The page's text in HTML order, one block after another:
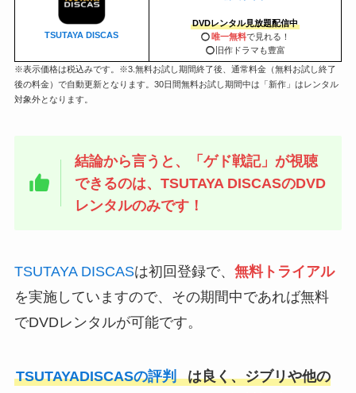
TSUTAYA DISCAS
DVDレンタル見放題配信中
◯唯一無料で見れる！
◯ 旧作ドラマも豊富
※表示価格は税込みです。※3.無料お試し期間終了後、通常料金（無料お試し終了
後の料金）で自動更新となります。30日間無料お試し期間中は「新作」はレンタル
対象外となります。
結論から言うと、「ゲド戦記」が視聴
できるのは、TSUTAYA DISCASのDVD
レンタルのみです！
TSUTAYA DISCASは初回登録で、 無料トライアル
を実施していますので、その期間中であれば無料
でDVDレンタルが可能です。
TSUTAYADISCASの評判
は良く、ジブリや他の